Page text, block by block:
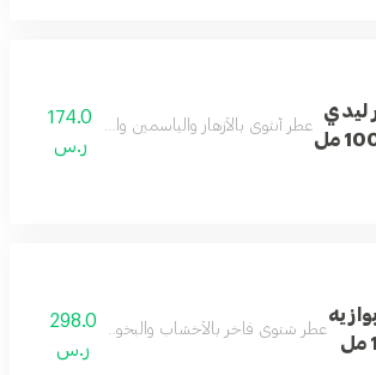
ليدي
عطر أنثوي بالأزهار والياسمين والباتشولي
174.0
ر.س
عطر شتوي فاخر بالأخشاب والبخور والباتشولي
298.0
ر.س